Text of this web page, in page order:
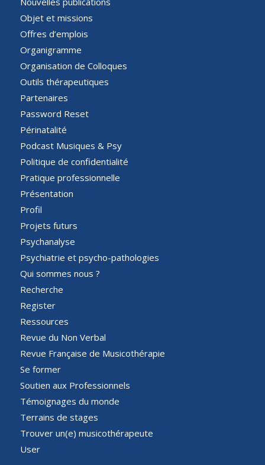
Objet et missions
Offres d’emplois
Organigramme
Organisation de Colloques
Outils thérapeutiques
Partenaires
Password Reset
Périnatalité
Podcast Musiques & Psy
Politique de confidentialité
Pratique professionnelle
Présentation
Profil
Projets futurs
Psychanalyse
Psychiatrie et psycho-pathologies
Qui sommes nous ?
Recherche
Register
Ressources
Revue du Non Verbal
Revue Française de Musicothérapie
Se former
Soutien aux Professionnels
Témoignages du monde
Terrains de stages
Trouver un(e) musicothérapeute
User